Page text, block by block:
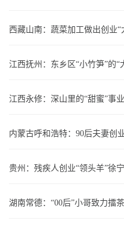
西藏山南：蔬菜加工做出创业“
江西抚州：东乡区“小竹笋”的“
江西永修：深山里的“甜蜜”事业
内蒙古呼和浩特：90后夫妻创
贵州：残疾人创业“领头羊”徐宁
湖南常德：“00后”小哥致力擂